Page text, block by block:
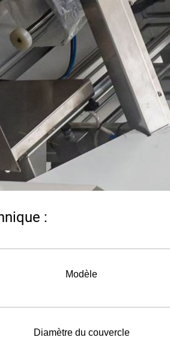
:
Modèle
Diamètre du couvercle